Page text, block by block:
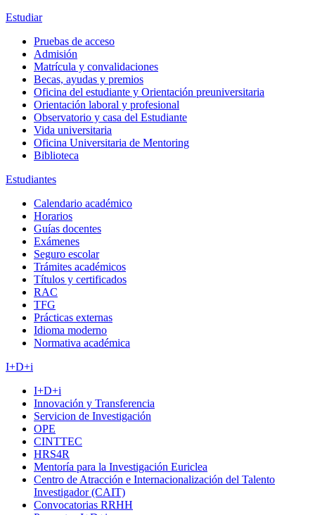
Estudiar
Pruebas de acceso
Admisión
Matrícula y convalidaciones
Becas, ayudas y premios
Oficina del estudiante y Orientación preuniversitaria
Orientación laboral y profesional
Observatorio y casa del Estudiante
Vida universitaria
Oficina Universitaria de Mentoring
Biblioteca
Estudiantes
Calendario académico
Horarios
Guías docentes
Exámenes
Seguro escolar
Trámites académicos
Títulos y certificados
RAC
TFG
Prácticas externas
Idioma moderno
Normativa académica
I+D+i
I+D+i
Innovación y Transferencia
Servicion de Investigación
OPE
CINTTEC
HRS4R
Mentoría para la Investigación Euriclea
Centro de Atracción e Internacionalización del Talento
Investigador (CAIT)
Convocatorias RRHH